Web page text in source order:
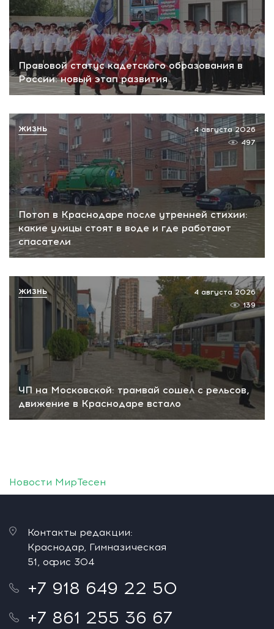
Правовой статус кадетского образования в
России: новый этап развития
Потоп в Краснодаре после утренней стихии:
какие улицы стоят в воде и где работают
спасатели
4 августа 2026
497
ЖИЗНЬ
ЧП на Московской: трамвай сошел с рельсов,
движение в Краснодаре встало
4 августа 2026
139
ЖИЗНЬ
Новости МирТесен
Контакты редакции:
Краснодар, Гимназическая
51, офис 304
+7 918 649 22 50
+7 861 255 36 67